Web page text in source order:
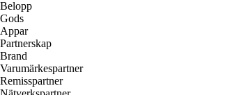
Belopp
Gods
Appar
Partnerskap
Brand
Varumärkespartner
Remisspartner